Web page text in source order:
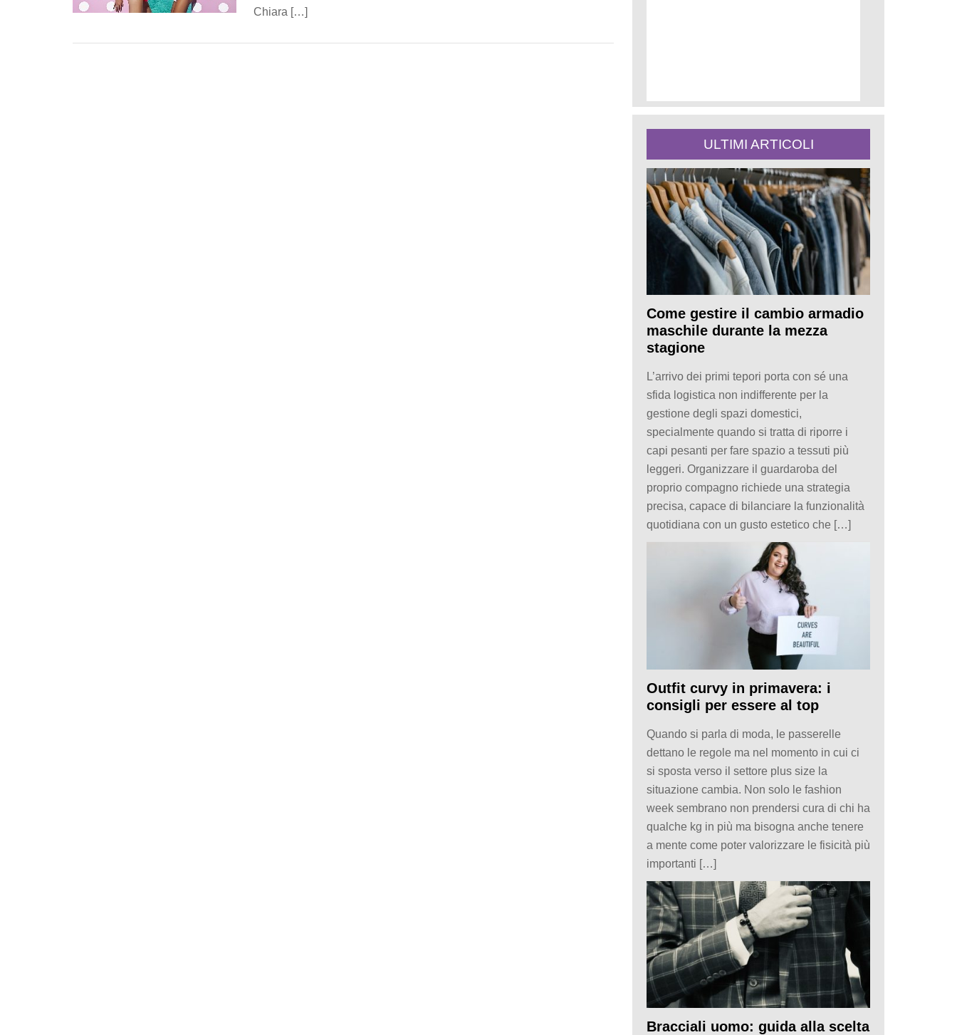
Chiara […]
ULTIMI ARTICOLI
Come gestire il cambio armadio
maschile durante la mezza
stagione
L’arrivo dei primi tepori porta con sé una
sfida logistica non indifferente per la
gestione degli spazi domestici,
specialmente quando si tratta di riporre i
capi pesanti per fare spazio a tessuti più
leggeri. Organizzare il guardaroba del
proprio compagno richiede una strategia
precisa, capace di bilanciare la funzionalità
quotidiana con un gusto estetico che […]
Outfit curvy in primavera: i
consigli per essere al top
Quando si parla di moda, le passerelle
dettano le regole ma nel momento in cui ci
si sposta verso il settore plus size la
situazione cambia. Non solo le fashion
week sembrano non prendersi cura di chi ha
qualche kg in più ma bisogna anche tenere
a mente come poter valorizzare le fisicità più
importanti […]
Bracciali uomo: guida alla scelta